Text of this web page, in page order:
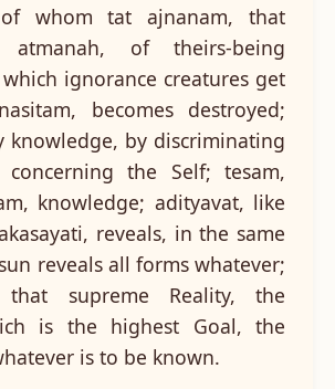
of whom tat ajnanam, that
atmanah, of theirs-being
ignorance creatures get
becomes destroyed;
knowledge, by discriminating
concerning the Self; tesam,
knowledge; adityavat, like
reveals, in the same
reveals all forms whatever;
that supreme Reality, the
is the highest Goal, the
is to be known.